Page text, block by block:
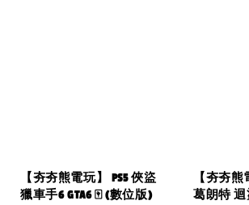
【夯夯熊電玩】 PS5 俠盜
獵車手6 GTA6 🀄 (數位版)
【夯夯熊
葛朗特 迴